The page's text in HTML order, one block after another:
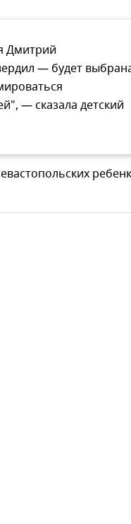
Дмитрий
— будет
— сказала детский